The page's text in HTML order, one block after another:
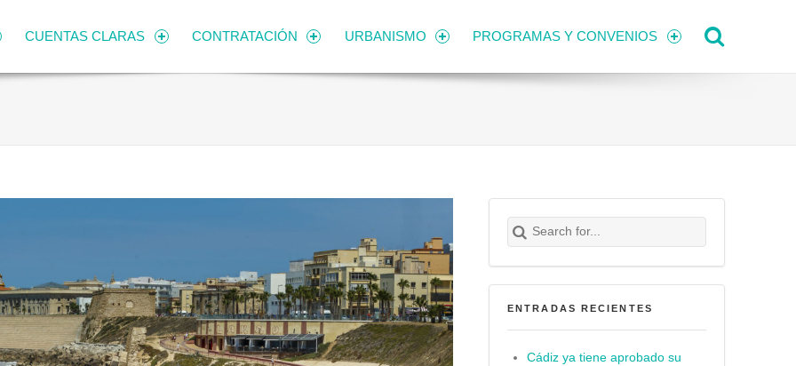
CUENTAS CLARAS CONTRATACIÓN URBANISMO PROGRAMAS Y CONVENIOS
Search for:
Buscar
ENTRADAS RECIENTES
Cádiz ya tiene aprobado su